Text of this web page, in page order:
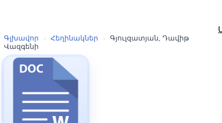
Գլխավոր › Հեղինակներ ›
Գյուլզատյան, Դավիթ
Վազգենի